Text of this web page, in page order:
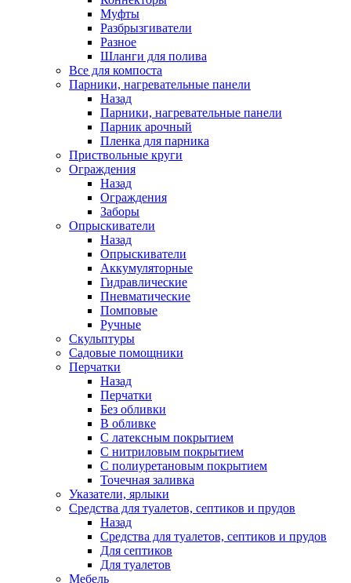
Муфты
Разбрызгиватели
Разное
Шланги для полива
Все для компоста
Парники, нагревательные панели
Назад
Парники, нагревательные панели
Парник арочный
Пленка для парника
Приствольные круги
Ограждения
Назад
Ограждения
Заборы
Опрыскиватели
Назад
Опрыскиватели
Аккумуляторные
Гидравлические
Пневматические
Помповые
Ручные
Скульптуры
Садовые помощники
Перчатки
Назад
Перчатки
Без обливки
В обливке
С латексным покрытием
С нитриловым покрытием
С полиуретановым покрытием
Точечная заливка
Указатели, ярлыки
Средства для туалетов, септиков и прудов
Назад
Средства для туалетов, септиков и прудов
Для септиков
Для туалетов
Мебель